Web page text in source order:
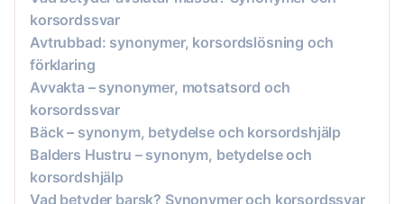
korsordssvar
Avtrubbad: synonymer, korsordslösning och
förklaring
Avvakta – synonymer, motsatsord och
korsordssvar
Bäck – synonym, betydelse och korsordshjälp
Balders Hustru – synonym, betydelse och
korsordshjälp
Vad betyder barsk? Synonymer och korsordssvar